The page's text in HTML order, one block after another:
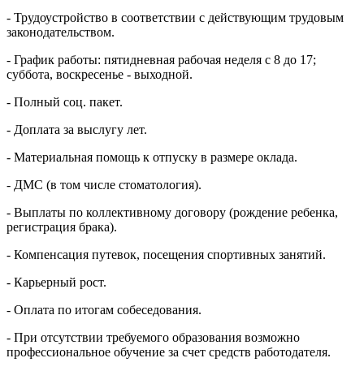
- Трудоустройство в соответствии с действующим трудовым
законодательством.
- График работы: пятидневная рабочая неделя с 8 до 17;
суббота, воскресенье - выходной.
- Полный соц. пакет.
- Доплата за выслугу лет.
- Материальная помощь к отпуску в размере оклада.
- ДМС (в том числе стоматология).
- Выплаты по коллективному договору (рождение ребенка,
регистрация брака).
- Компенсация путевок, посещения спортивных занятий.
- Карьерный рост.
- Оплата по итогам собеседования.
- При отсутствии требуемого образования возможно
профессиональное обучение за счет средств работодателя.